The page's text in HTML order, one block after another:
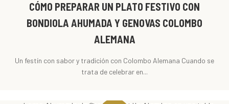
CÓMO PREPARAR UN PLATO FESTIVO CON
BONDIOLA AHUMADA Y GENOVAS COLOMBO
ALEMANA
Un festín con sabor y tradición con Colombo Alemana Cuando se
trata de celebrar en...